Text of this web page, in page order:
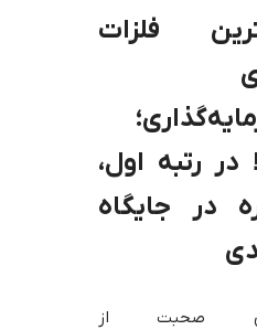
فلزات
در رتبه اول،
در جایگاه
صحبت از